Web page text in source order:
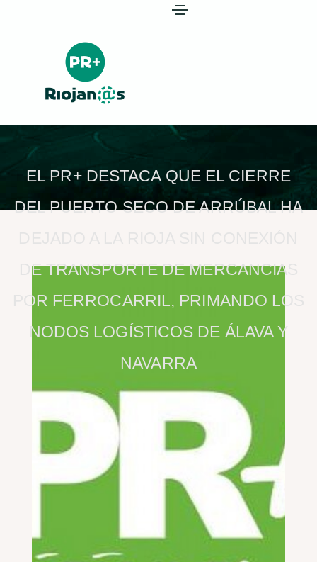
EL PR+ DESTACA QUE EL CIERRE
DEL PUERTO SECO DE ARRÚBAL HA
DE TRANSPORTE DE MERCANCIAS
POR FERROCARRIL, PRIMANDO LOS
NODOS LOGÍSTICOS DE ÁLAVA Y
NAVARRA